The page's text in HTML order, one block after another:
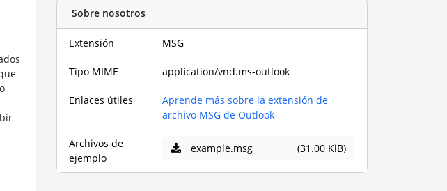
Sobre nosotros
Extensión MSG
Tipo MIME application/vnd.ms-outlook
Enlaces útiles
Aprende más sobre la extensión de
archivo MSG de Outlook
Archivos de
ejemplo
example.msg (31.00 KiB)